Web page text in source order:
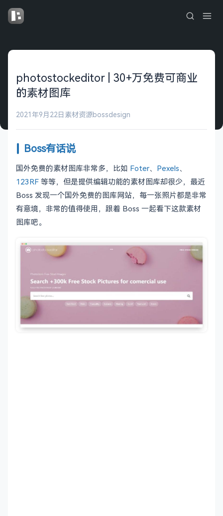
photostockeditor | 30+万免费可商业
的素材图库
2021年9月22日 素材资源bossdesign
Boss有话说
国外免费的素材图库非常多，比如 Foter、 Pexels、
123RF 等等，但是提供编辑功能的素材图库却很少，最近
Boss 发现一个国外免费的图库网站，每一张照片都是非常
有意境，非常的值得使用，跟着 Boss 一起看下这款素材
图库吧。